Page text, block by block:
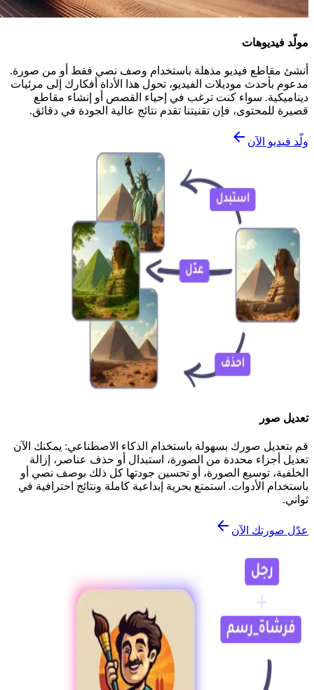
مولّد فيديوهات
أنشئ مقاطع فيديو مذهلة باستخدام وصف نصي فقط أو من صورة.
مدعوم بأحدث موديلات الفيديو، تحول هذا الأداة أفكارك إلى مرئيات
ديناميكية. سواء كنت ترغب في إحياء القصص أو إنشاء مقاطع
قصيرة للمحتوى، فإن تقنيتنا تقدم نتائج عالية الجودة في دقائق.
ولّد فيديو الآن
تعديل صور
قم بتعديل صورك بسهولة باستخدام الذكاء الاصطناعي: يمكنك الآن
تعديل أجزاء محددة من الصورة، استبدال أو حذف عناصر، إزالة
الخلفية، توسيع الصورة، أو تحسين جودتها كل ذلك بوصف نصي أو
باستخدام الأدوات. استمتع بحرية إبداعية كاملة ونتائج احترافية في
ثواني.
عدّل صورتك الآن